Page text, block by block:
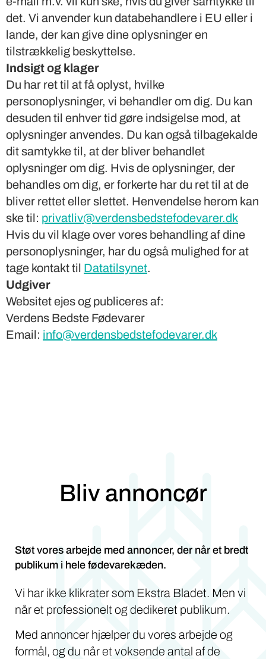
det. Vi anvender kun databehandlere i EU eller i
lande, der kan give dine oplysninger en
tilstrækkelig beskyttelse.
Indsigt og klager
Du har ret til at få oplyst, hvilke
personoplysninger, vi behandler om dig. Du kan
desuden til enhver tid gøre indsigelse mod, at
oplysninger anvendes. Du kan også tilbagekalde
dit samtykke til, at der bliver behandlet
oplysninger om dig. Hvis de oplysninger, der
behandles om dig, er forkerte har du ret til at de
bliver rettet eller slettet. Henvendelse herom kan
ske til: privatliv@verdensbedstefodevarer.dk
Hvis du vil klage over vores behandling af dine
personoplysninger, har du også mulighed for at
tage kontakt til Datatilsynet.
Udgiver
Websitet ejes og publiceres af:
Verdens Bedste Fødevarer
Email: info@verdensbedstefodevarer.dk
Bliv annoncør
Støt vores arbejde med annoncer, der når et bredt
publikum i hele fødevarekæden.
Vi har ikke klikrater som Ekstra Bladet. Men vi
når et professionelt og dedikeret publikum.
Med annoncer hjælper du vores arbejde og
formål, og du når et voksende antal af de